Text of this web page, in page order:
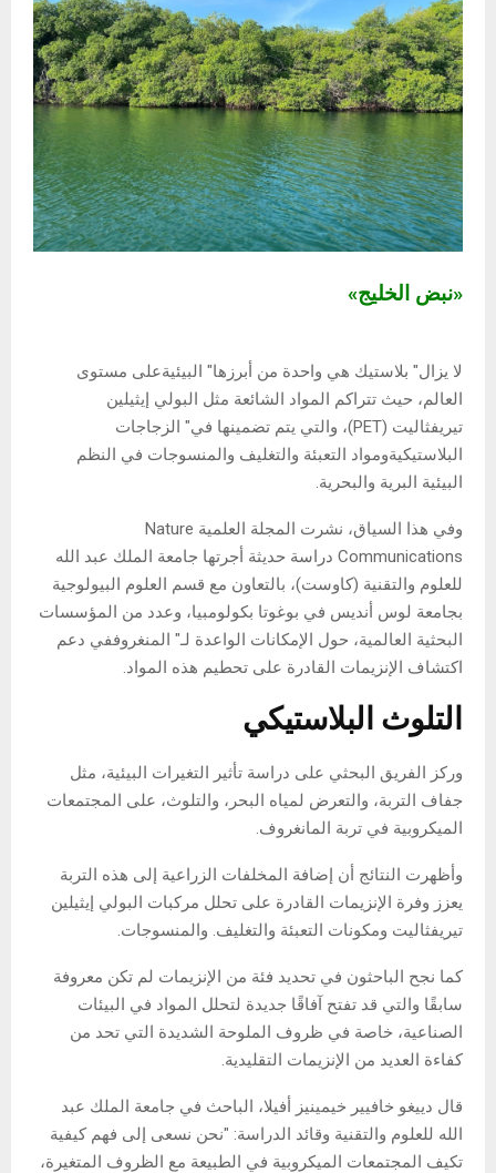
«نبض الخليج»
لا يزال" بلاستيك هي واحدة من أبرزها" البيئيةعلى مستوى
العالم، حيث تتراكم المواد الشائعة مثل البولي إيثيلين
تيريفثاليت (PET)، والتي يتم تضمينها في" الزجاجات
البلاستيكيةومواد التعبئة والتغليف والمنسوجات في النظم
البيئية البرية والبحرية.
وفي هذا السياق، نشرت المجلة العلمية Nature
Communications دراسة حديثة أجرتها جامعة الملك عبد الله
للعلوم والتقنية (كاوست)، بالتعاون مع قسم العلوم البيولوجية
بجامعة لوس أنديس في بوغوتا بكولومبيا، وعدد من المؤسسات
البحثية العالمية، حول الإمكانات الواعدة لـ" المنغروففي دعم
اكتشاف الإنزيمات القادرة على تحطيم هذه المواد.
التلوث البلاستيكي
وركز الفريق البحثي على دراسة تأثير التغيرات البيئية، مثل
جفاف التربة، والتعرض لمياه البحر، والتلوث، على المجتمعات
الميكروبية في تربة المانغروف.
وأظهرت النتائج أن إضافة المخلفات الزراعية إلى هذه التربة
يعزز وفرة الإنزيمات القادرة على تحلل مركبات البولي إيثيلين
تيريفثاليت ومكونات التعبئة والتغليف. والمنسوجات.
كما نجح الباحثون في تحديد فئة من الإنزيمات لم تكن معروفة
سابقًا والتي قد تفتح آفاقًا جديدة لتحلل المواد في البيئات
الصناعية، خاصة في ظروف الملوحة الشديدة التي تحد من
كفاءة العديد من الإنزيمات التقليدية.
قال دييغو خافيير خيمينيز أفيلا، الباحث في جامعة الملك عبد
الله للعلوم والتقنية وقائد الدراسة: "نحن نسعى إلى فهم كيفية
تكيف المجتمعات الميكروبية في الطبيعة مع الظروف المتغيرة،